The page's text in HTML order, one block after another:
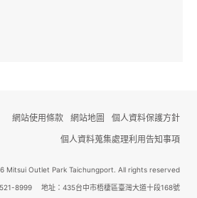
網站使用條款 網站地圖
個人資料保護方針
個人資料蒐集處理利用告知事項
Mitsui Outlet Park Taichungport. All rights reserved
8999 地址：435台中市梧棲區臺灣大道十段168號